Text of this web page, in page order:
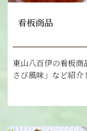
看板商品
東山八百伊の看板商
さび風味」など紹介